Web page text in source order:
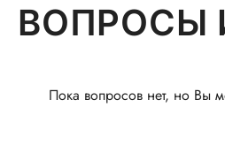
ВОПРОСЫ
Пока вопросов нет, но Вы